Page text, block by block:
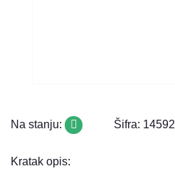
Na stanju: Šifra: 14592
Kratak opis: